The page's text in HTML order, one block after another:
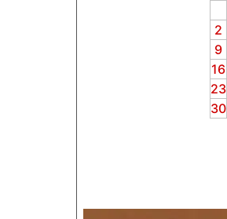
2
9
16
23
30